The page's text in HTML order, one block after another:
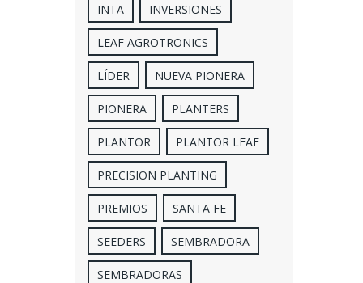
INTA INVERSIONES
LEAF AGROTRONICS
LÍDER NUEVA PIONERA
PIONERA PLANTERS
PLANTOR PLANTOR LEAF
PRECISION PLANTING
PREMIOS SANTA FE
SEEDERS SEMBRADORA
SEMBRADORAS